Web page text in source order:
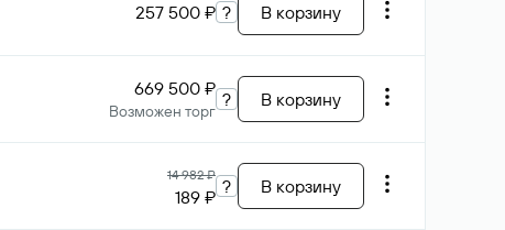
257 500 ₽ ? В корзину
669 500 ₽
Возможен торг
? В корзину
14 982 ₽
189 ₽ ? В корзину